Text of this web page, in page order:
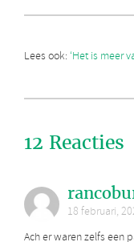
Lees ook: ‘Het is meer
12 Reacties
18 februari,
Ach er waren zelfs een